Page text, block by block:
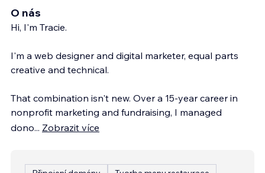
O nás
Hi, I'm Tracie.
I'm a web designer and digital marketer, equal parts
creative and technical.
That combination isn't new. Over a 15-year career in
nonprofit marketing and fundraising, I managed
dono... Zobrazit více